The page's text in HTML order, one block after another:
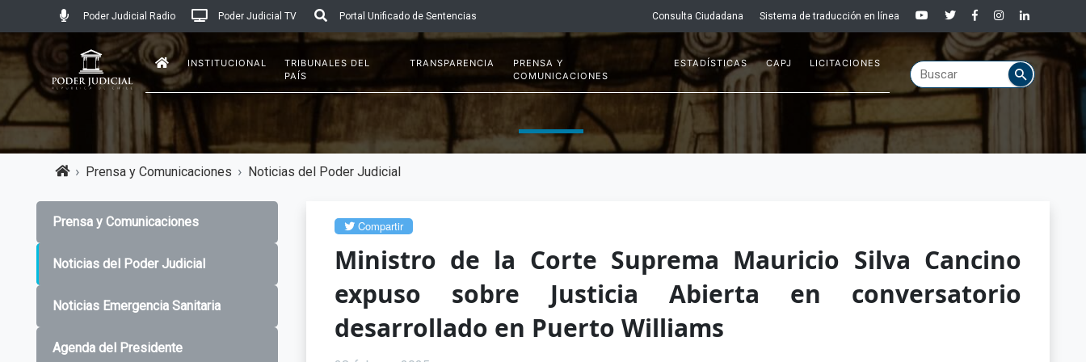
Poder Judicial Radio Poder Judicial TV Portal Unificado de Sentencias Consulta Ciudadana Sistema de traducción en línea
INSTITUCIONAL
TRIBUNALES DEL
PAÍS
TRANSPARENCIA
PRENSA Y
COMUNICACIONES
ESTADÍSTICAS CAPJ LICITACIONES
Prensa y Comunicaciones Noticias del Poder Judicial
Prensa y Comunicaciones
Noticias del Poder Judicial
Noticias Emergencia Sanitaria
Agenda del Presidente
Compartir
Ministro de la Corte Suprema Mauricio Silva Cancino
expuso sobre Justicia Abierta en conversatorio
desarrollado en Puerto Williams